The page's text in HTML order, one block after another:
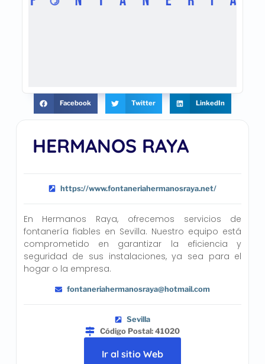
HERMANOS RAYA
https://www.fontaneriahermanosraya.net/
En Hermanos Raya, ofrecemos servicios de
fontanería fiables en Sevilla. Nuestro equipo está
comprometido en garantizar la eficiencia y
seguridad de sus instalaciones, ya sea para el
hogar o la empresa.
fontaneriahermanosraya@hotmail.com
Sevilla
Código Postal: 41020
Ir al sitio Web
Facebook Twitter LinkedIn